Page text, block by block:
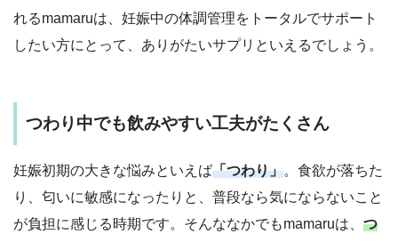
れるmamaruは、妊娠中の体調管理をトータルでサポート
したい方にとって、ありがたいサプリといえるでしょう。
つわり中でも飲みやすい工夫がたくさん
妊娠初期の大きな悩みといえば「つわり」。食欲が落ちた
り、匂いに敏感になったりと、普段なら気にならないこと
が負担に感じる時期です。そんななかでもmamaruは、 つ